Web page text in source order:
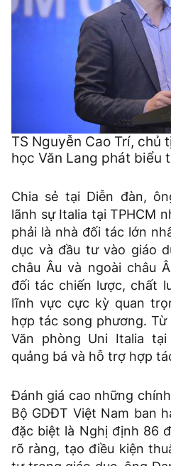
TS Nguyễn Cao Trí,
học Văn Lang phát biểu
Chia sẻ tại Diễn đàn,
lãnh sự Italia tại TPHCM
phải là nhà đối tác lớn
dục và đầu tư vào giáo
châu Âu và ngoài châu
đối tác chiến lược, chất
lĩnh vực cực kỳ quan
hợp tác song phương.
Văn phòng Uni Italia
quảng bá và hỗ trợ hợp
Đánh giá cao những
Bộ GDĐT Việt Nam ban
đặc biệt là Nghị định 86
rõ ràng, tạo điều kiện